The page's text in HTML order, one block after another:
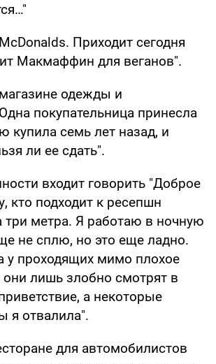
Приходит сегодня
Макмаффин для веганов".
одежды и
покупательница принесла
купила семь лет назад, и
ли ее сдать".
входит говорить "Доброе
кто подходит к ресепшн
три метра. Я работаю в ночную
не сплю, но это еще ладно.
у проходящих мимо плохое
они лишь злобно смотрят в
а некоторые
я отвалила".
для автомобилистов